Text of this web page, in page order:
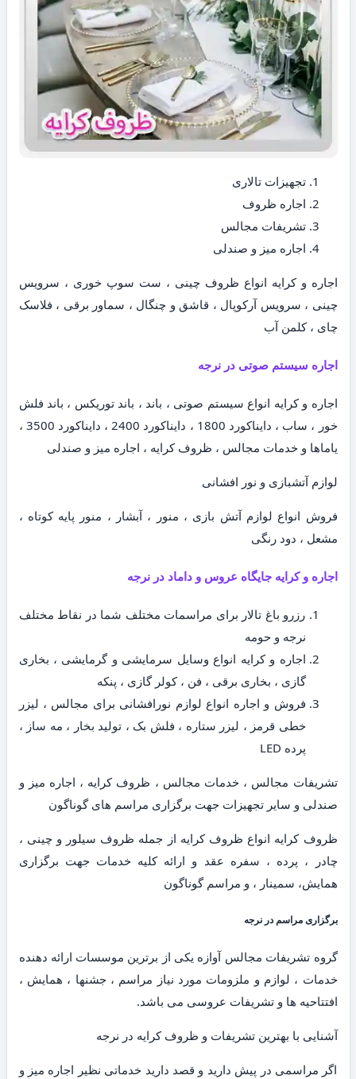
تجهیزات تالاری
اجاره ظروف
تشریفات مجالس
اجاره میز و صندلی
اجاره و کرایه انواع ظروف چینی ، ست سوپ خوری ، سرویس
چینی ، سرویس آرکوپال ، قاشق و چنگال ، سماور برقی ، فلاسک
چای ، کلمن آب
اجاره سیستم صوتی در نرجه
اجاره و کرایه انواع سیستم صوتی ، باند ، باند توریکس ، باند فلش
خور ، ساب ، دایناکورد 1800 ، دایناکورد 2400 ، دایناکورد 3500 ،
یاماها و خدمات مجالس ، ظروف کرایه ، اجاره میز و صندلی
لوازم آتشبازی و نور افشانی
فروش انواع لوازم آتش بازی ، منور ، آبشار ، منور پایه کوتاه ،
مشعل ، دود رنگی
اجاره و کرایه جایگاه عروس و داماد در نرجه
رزرو باغ تالار برای مراسمات مختلف شما در نقاط مختلف
نرجه و حومه
اجاره و کرایه انواع وسایل سرمایشی و گرمایشی ، بخاری
گازی ، بخاری برقی ، فن ، کولر گازی ، پنکه
فروش و اجاره انواع لوازم نورافشانی برای مجالس ، لیزر
خطی قرمز ، لیزر ستاره ، فلش بک ، تولید بخار ، مه ساز ،
پرده LED
تشریفات مجالس ، خدمات مجالس ، ظروف کرایه ، اجاره میز و
صندلی و سایر تجهیزات جهت برگزاری مراسم های گوناگون
ظروف کرایه انواع ظروف کرایه از جمله ظروف سیلور و چینی ،
چادر ، پرده ، سفره عقد و ارائه کلیه خدمات جهت برگزاری
همایش، سمینار ، و مراسم گوناگون
برگزاری مراسم در نرجه
گروه تشریفات مجالس آوازه یکی از برترین موسسات ارائه دهنده
خدمات ، لوازم و ملزومات مورد نیاز مراسم ، جشنها ، همایش ،
افتتاحیه ها و تشریفات عروسی می باشد.
آشنایی با بهترین تشریفات و ظروف کرایه در نرجه
اگر مراسمی در پیش دارید و قصد دارید خدماتی نظیر اجاره میز و